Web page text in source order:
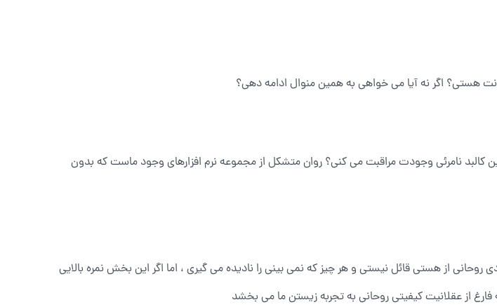
هستی؟ اگر نه آیا می خواهی به همین منوال ادامه دهی؟
نامرئی وجودت مراقبت می کنی؟ روان متشکل از مجموعه نرم افزارهای وجود ماست که بدون
از هستی قائل نیستی و هر چیز که نمی بینی را نادیده می گیری ، اما اگر این بخش نمره بالایی
از عقلانیت کیفیتی روحانی به تجربه زیستن ما می بخشد